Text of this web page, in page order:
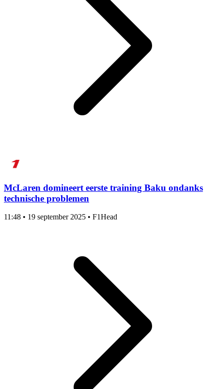
McLaren domineert eerste training Baku ondanks
technische problemen
11:48 • 19 september 2025 • F1Head